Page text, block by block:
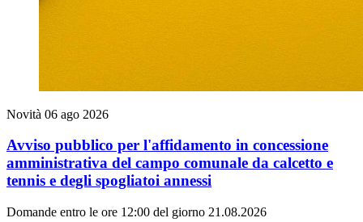
Novità 06 ago 2026
Avviso pubblico per l'affidamento in concessione
amministrativa del campo comunale da calcetto e
tennis e degli spogliatoi annessi
Domande entro le ore 12:00 del giorno 21.08.2026